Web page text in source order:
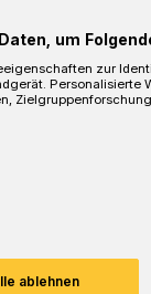
um
zur
Personalisierte
ablehnen